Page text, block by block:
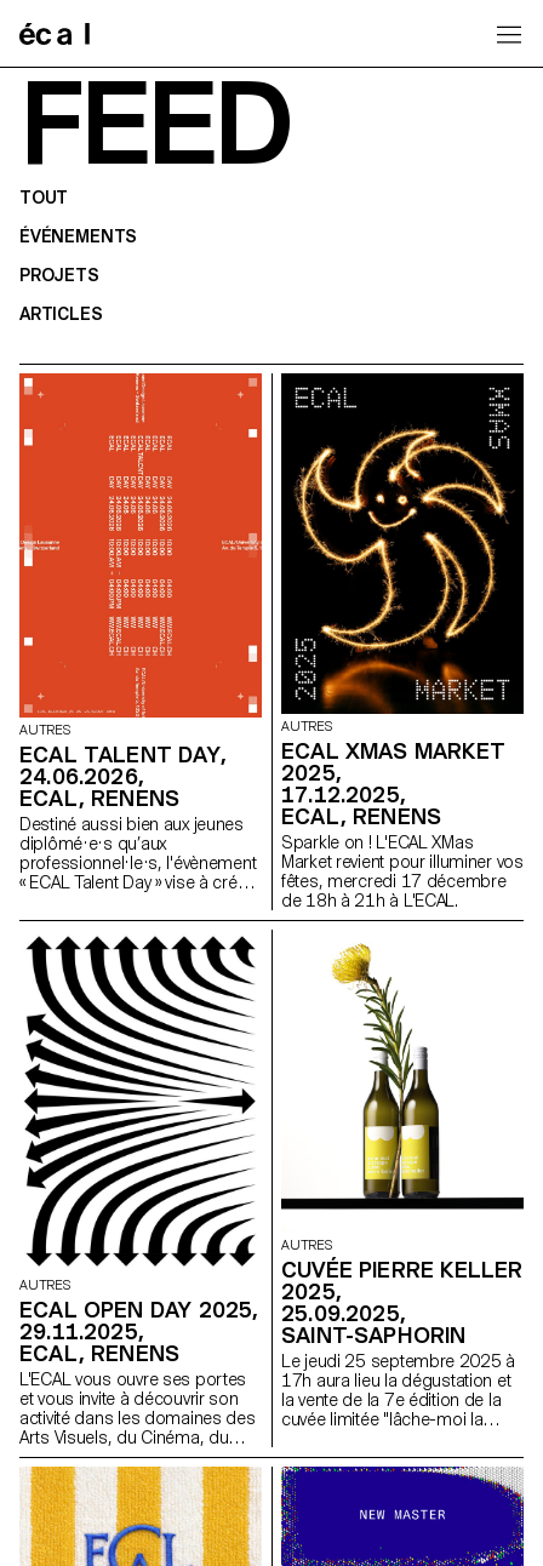
FEED
TOUT
ÉVÉNEMENTS
PROJETS
ARTICLES
AUTRES
ECAL TALENT DAY,
24.06.2026,
ECAL, RENENS
Destiné aussi bien aux jeunes
diplômé·e·s qu’aux
professionnel·le·s, l'évènement
« ECAL Talent Day » vise à créer
académique et le milieu
professionnel, en offrant des
opportunités de rencontres et
de connexions.
AUTRES
ECAL XMAS MARKET
2025,
17.12.2025,
ECAL, RENENS
Sparkle on ! L'ECAL XMas
Market revient pour illuminer vos
fêtes, mercredi 17 décembre
de 18h à 21h à L'ECAL.
AUTRES
ECAL OPEN DAY 2025,
29.11.2025,
ECAL, RENENS
L'ECAL vous ouvre ses portes
et vous invite à découvrir son
activité dans les domaines des
Arts Visuels, du Cinéma, du
Design Industriel, du Design
Graphique, du Design Digital et
de la Photographie.
AUTRES
CUVÉE PIERRE KELLER
2025,
25.09.2025,
SAINT-SAPHORIN
Le jeudi 25 septembre 2025 à
17h aura lieu la dégustation et
la vente de la 7e édition de la
cuvée limitée "lâche-moi la
Château de Glérolles.